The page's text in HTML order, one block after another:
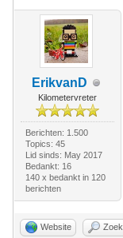
ErikvanD
Kilometervreter
Berichten: 1.500
Topics: 45
Lid sinds: May 2017
Bedankt: 16
140 x bedankt in 120
berichten
Website Zoek